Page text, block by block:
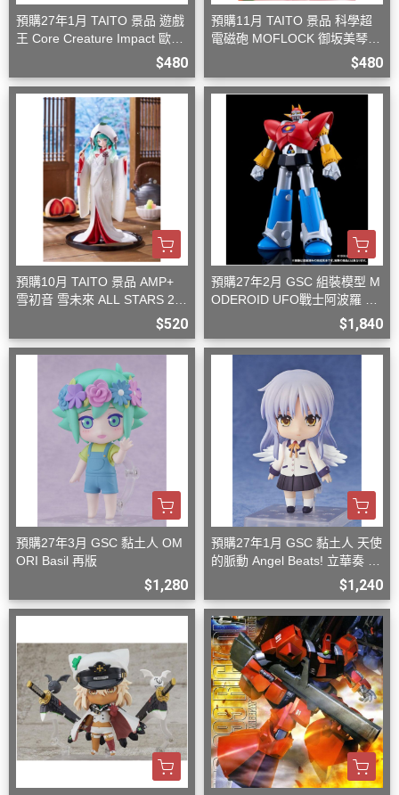
預購27年1月 TAITO 景品 遊戲
王 Core Creature Impact 歐西
$480
預購11月 TAITO 景品 科學超
電磁砲 MOFLOCK 御坂美琴
$480
預購10月 TAITO 景品 AMP+
雪初音 雪未來 ALL STARS 20
$520
預購27年2月 GSC 組裝模型 M
ODEROID UFO戰士阿波羅 大
$1,840
預購27年3月 GSC 黏土人 OM
ORI Basil 再版
$1,280
預購27年1月 GSC 黏土人 天使
的脈動 Angel Beats! 立華奏 再
$1,240